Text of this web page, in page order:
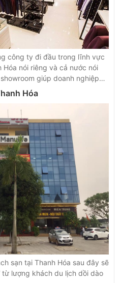
công ty đi đầu trong lĩnh vực
nói riêng và cả nước nói
giúp doanh nghiệp
Hóa
sạn tại Thanh Hóa sau đây sẽ
từ lượng khách du lịch dồi dào